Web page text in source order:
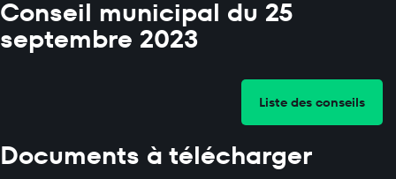
Conseil municipal du 25
septembre 2023
Liste des conseils
Documents à télécharger